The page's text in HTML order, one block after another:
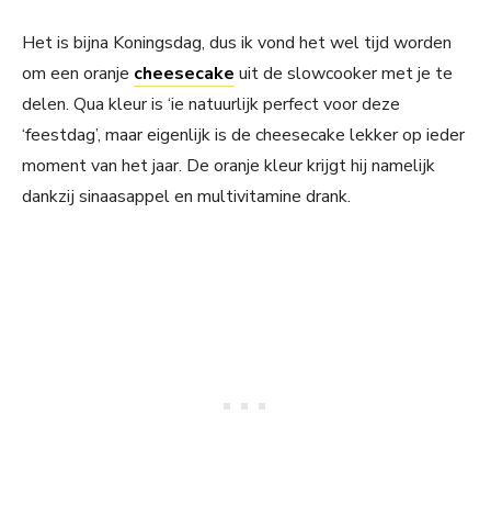
Het is bijna Koningsdag, dus ik vond het wel tijd worden
om een oranje cheesecake uit de slowcooker met je te
delen. Qua kleur is ‘ie natuurlijk perfect voor deze
‘feestdag’, maar eigenlijk is de cheesecake lekker op ieder
moment van het jaar. De oranje kleur krijgt hij namelijk
dankzij sinaasappel en multivitamine drank.